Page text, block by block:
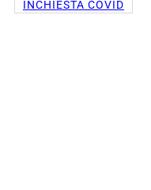
INCHIESTA COVID